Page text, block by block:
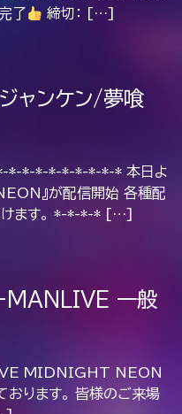
了
締切： […]
ャンケン/夢喰
*-*-*-*-*-*-*-* 本日よ
』が配信開始 各種配
けます。 *-*-*-* […]
一般
MIDNIGHT NEON
ります。 皆様のご来場